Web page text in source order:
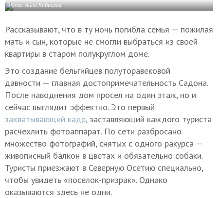
Фото: Анна Кабисова
Рассказывают, что в ту ночь погибла семья — пожилая
мать и сын, которые не смогли выбраться из своей
квартиры в старом полукруглом доме.
Это создание бельгийцев полуторавековой
давности — главная достопримечательность Садона.
После наводнения дом просел на один этаж, но и
сейчас выглядит эффектно. Это первый
захватывающий кадр, заставляющий каждого туриста
расчехлить фотоаппарат. По сети разбросано
множество фотографий, снятых с одного ракурса —
живописный балкон в цветах и обязательно собаки.
Туристы приезжают в Северную Осетию специально,
чтобы увидеть «поселок-призрак». Однако
оказываются здесь не одни.